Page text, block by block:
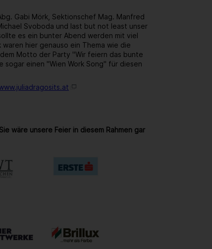
Gabi Mörk, Sektionschef Mag. Manfred
Svoboda und last but not least unser
es ein bunter Abend werden mit viel
hier genauso ein Thema wie die
Motto der Party "Wir feiern das bunte
einen "Wien Work Song" für diesen
wäre unsere Feier in diesem Rahmen gar